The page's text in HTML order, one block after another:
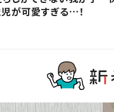
が可愛すぎる…！